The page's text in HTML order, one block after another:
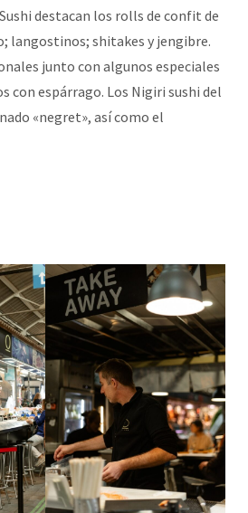
destacan los rolls de confit de
langostinos; shitakes y jengibre.
junto con algunos especiales
con espárrago. Los Nigiri sushi del
«negret», así como el